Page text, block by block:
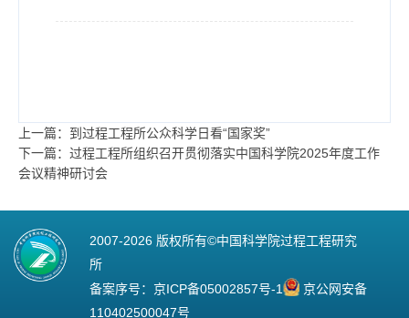
上一篇：到过程工程所公众科学日看“国家奖”
下一篇：过程工程所组织召开贯彻落实中国科学院2025年度工作
会议精神研讨会
2007-2026 版权所有©中国科学院过程工程研究
所
备案序号： 京ICP备05002857号-1
京公网安备
110402500047号